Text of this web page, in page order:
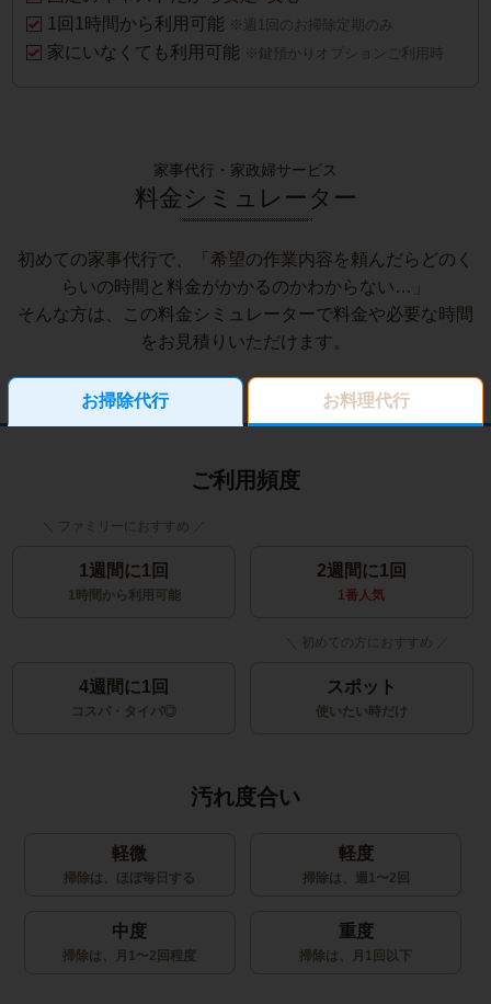
1回1時間から利用可能 ※週1回のお掃除定期のみ
家にいなくても利用可能 ※鍵預かりオプションご利用時
家事代行・家政婦サービス
料金シミュレーター
初めての家事代行で、「希望の作業内容を頼んだらどのく
らいの時間と料金がかかるのかわからない…」
そんな方は、この料金シミュレーターで料金や必要な時間
をお見積りいただけます。
お掃除代行 お料理代行
ご利用頻度
1週間に1回
1時間から利用可能
2週間に1回
1番人気
4週間に1回
コスパ・タイパ◎
スポット
使いたい時だけ
汚れ度合い
軽微
掃除は、ほぼ毎日する
軽度
掃除は、週1〜2回
中度
掃除は、月1〜2回程度
重度
掃除は、月1回以下